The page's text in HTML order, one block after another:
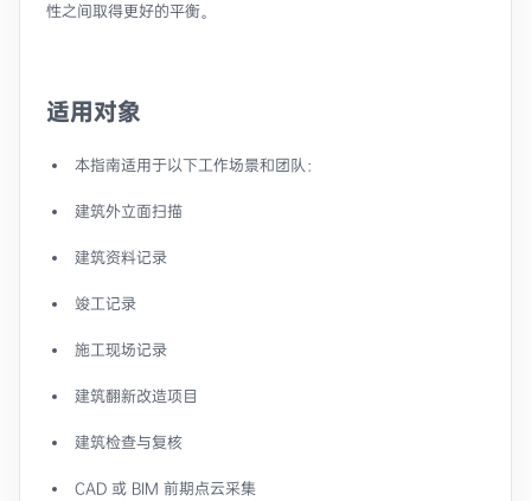
性之间取得更好的平衡。
适用对象
本指南适用于以下工作场景和团队：
建筑外立面扫描
建筑资料记录
竣工记录
施工现场记录
建筑翻新改造项目
建筑检查与复核
CAD 或 BIM 前期点云采集